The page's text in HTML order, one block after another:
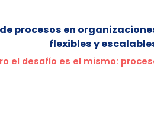
procesos en
flexibles y
el desafío es el mismo: